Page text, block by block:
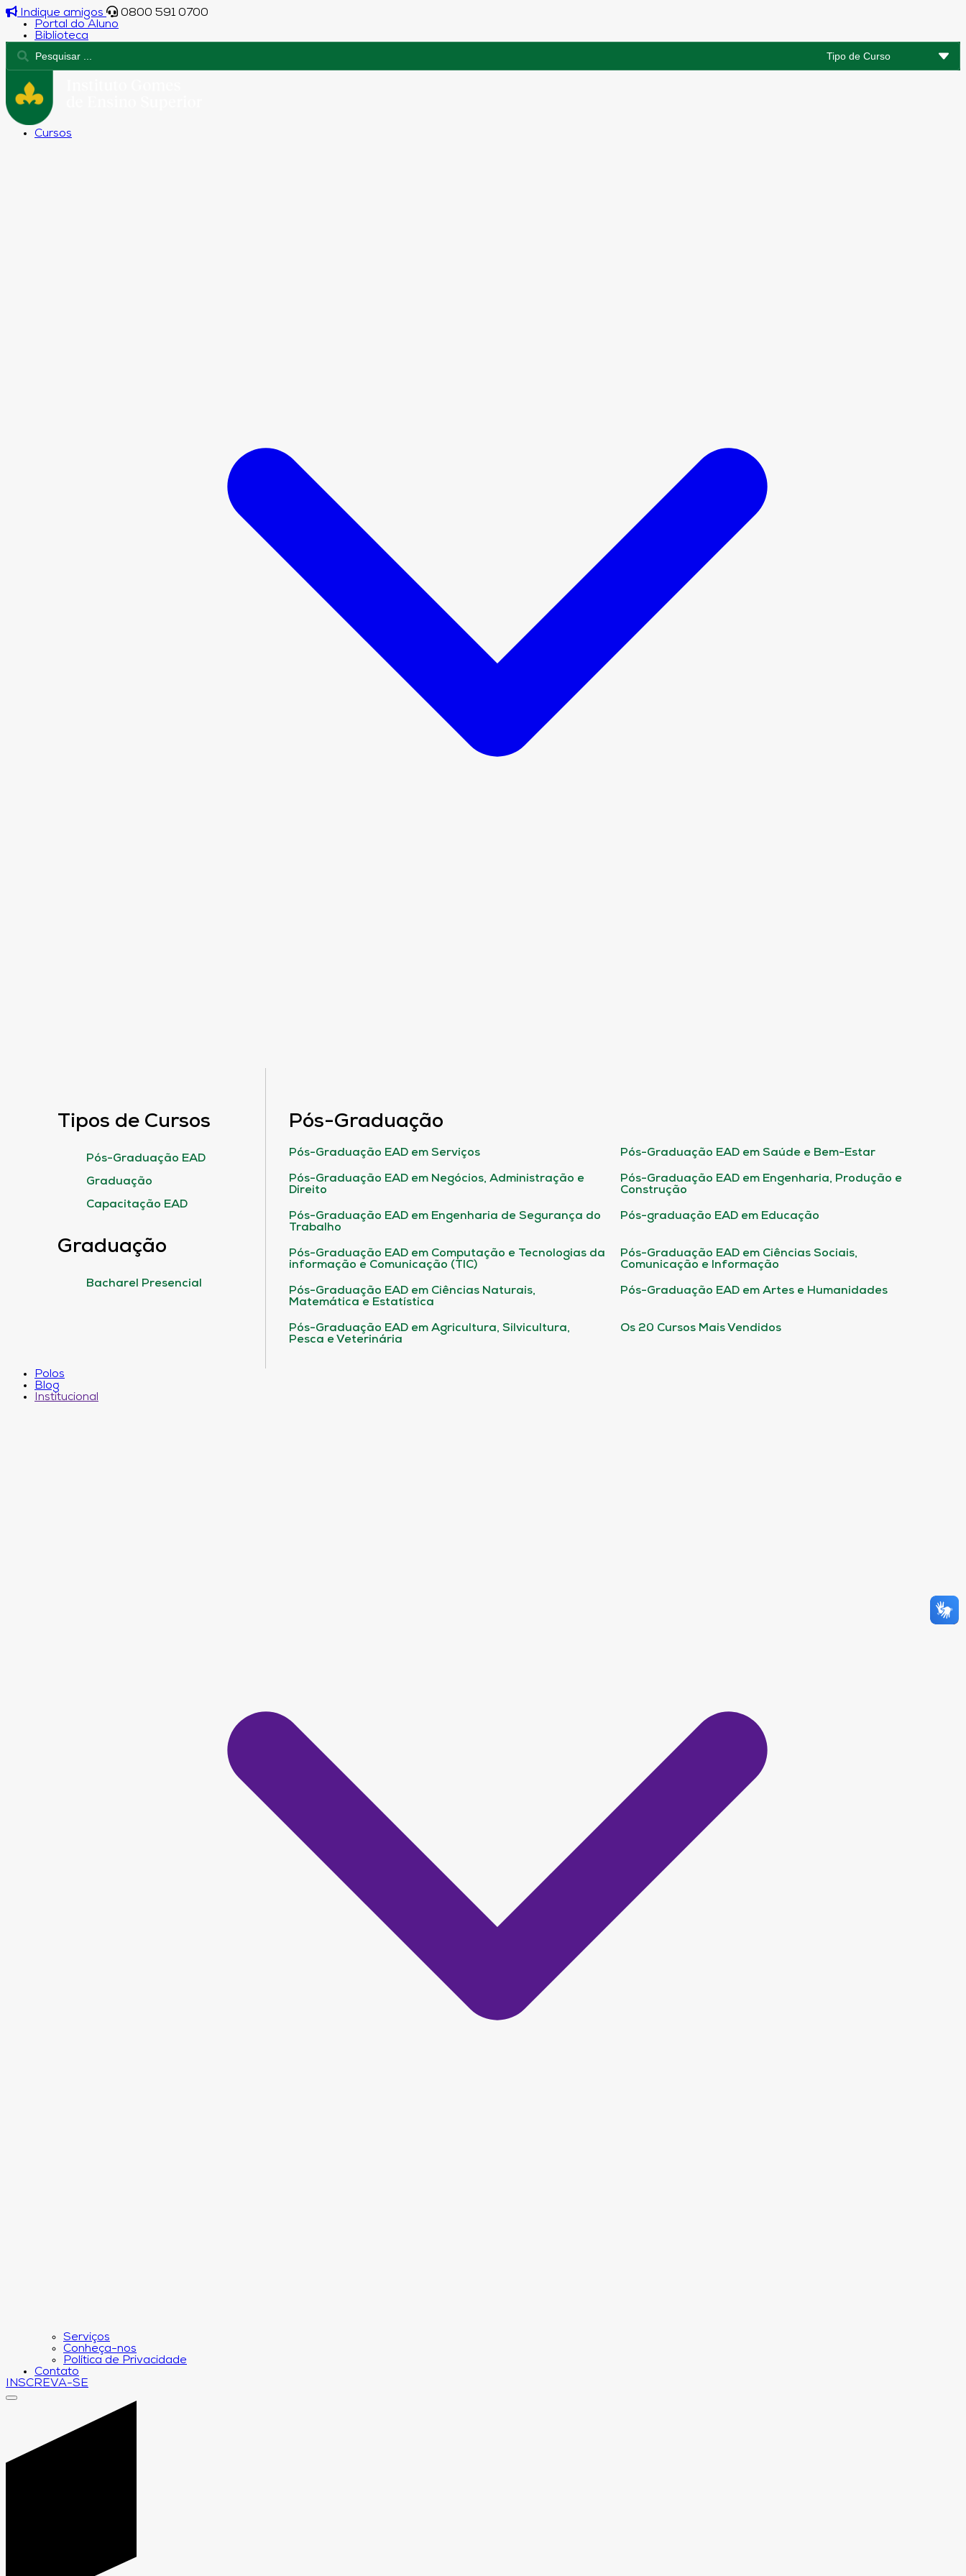
Indique amigos
0800 591 0700
Portal do Aluno
Biblioteca
Cursos
Tipos de Cursos
Pós-Graduação EAD
Graduação
Capacitação EAD
Graduação
Bacharel Presencial
Pós-Graduação
Pós-Graduação EAD em Serviços Pós-Graduação EAD em Saúde e Bem-Estar
Pós-Graduação EAD em Negócios, Administração e
Direito
Pós-Graduação EAD em Engenharia, Produção e
Construção
Pós-Graduação EAD em Engenharia de Segurança do
Trabalho
Pós-graduação EAD em Educação
Pós-Graduação EAD em Computação e Tecnologias da
informação e Comunicação (TIC)
Pós-Graduação EAD em Ciências Sociais,
Comunicação e Informação
Pós-Graduação EAD em Ciências Naturais,
Matemática e Estatística
Pós-Graduação EAD em Artes e Humanidades
Pós-Graduação EAD em Agricultura, Silvicultura,
Pesca e Veterinária
Os 20 Cursos Mais Vendidos
Polos
Blog
Institucional
Serviços
Conheça-nos
Política de Privacidade
Contato
INSCREVA-SE